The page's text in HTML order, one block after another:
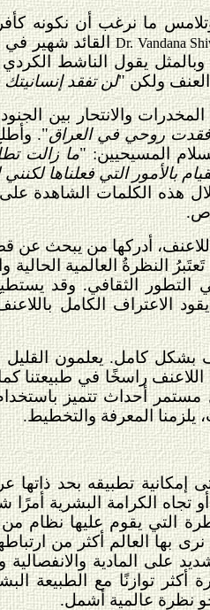
ما نرغب أن نكونه
Dr. Vandanaالقائد شهير في
وبالمثل يقول الناشط
ولكن "لن تفقد
والانتحار بين
روحي في العراق".
المسيحيين: "ما زالت
التي فعلناها
هذه الكلمات الشاهدة على
أدركها من يبحث عن
النظرةُ العالمية
التطور الثقافي. وقد
الاعتراف الكامل
كامل. يعلمون القليل
راسخًا في طبيعتنا
أحداث تتميز
المعرفة والتخطيط.
إمكانية تطبيقه بحد
الكرامة البشرية أمرًا
التي يقوم عليها نظام من
بها العالم أكثر من
على المادية والانفصالية
توازنًا مع الطبيعة
نظرة عالمية أشمل.